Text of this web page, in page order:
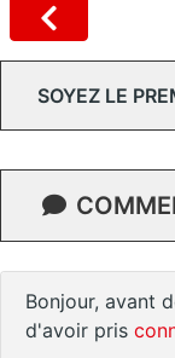
SOYEZ LE
Bonjour, avant
d'avoir pris